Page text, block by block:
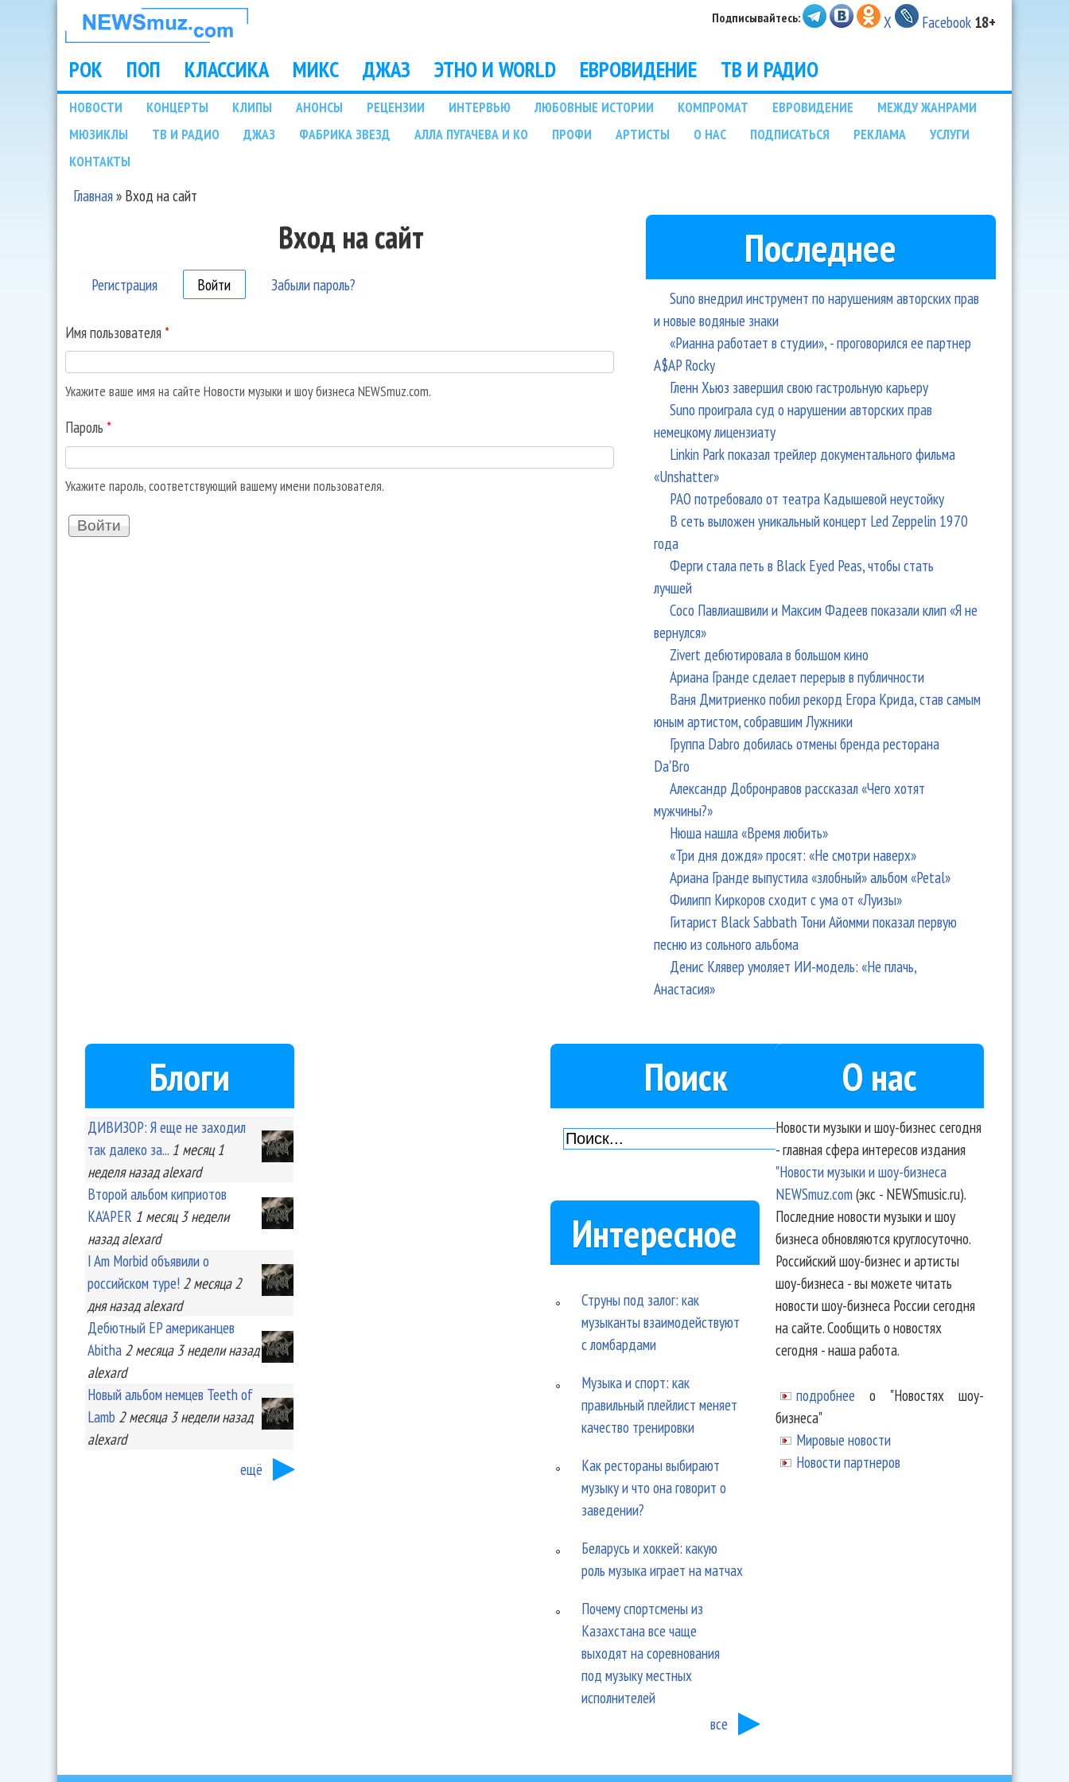
НОВОСТИ
МУЗЫКИ И
ШОУ БИЗНЕСА
NEWSMUZ.COM
Подписывайтесь: X Facebook 18+
Main menu
РОК ПОП КЛАССИКА МИКС ДЖАЗ ЭТНО И WORLD ЕВРОВИДЕНИЕ ТВ И РАДИО
Подразделы
НОВОСТИ КОНЦЕРТЫ КЛИПЫ АНОНСЫ РЕЦЕНЗИИ ИНТЕРВЬЮ ЛЮБОВНЫЕ ИСТОРИИ КОМПРОМАТ ЕВРОВИДЕНИЕ
МЕЖДУ ЖАНРАМИ
МЮЗИКЛЫ
ТВ И РАДИО ДЖАЗ ФАБРИКА ЗВЕЗД АЛЛА ПУГАЧЕВА И КО ПРОФИ АРТИСТЫ О НАС ПОДПИСАТЬСЯ РЕКЛАМА
УСЛУГИ
КОНТАКТЫ
Вы здесь
Главная» Вход на сайт
Вход на сайт
Регистрация Войти (активная вкладка)
Забыли пароль?
Имя пользователя *
Укажите ваше имя на сайте Новости музыки и шоу бизнеса NEWSmuz.com.
Пароль *
Укажите пароль, соответствующий вашему имени пользователя.
Последнее
Suno внедрил инструмент по нарушениям авторских прав
и новые водяные знаки
«Рианна работает в студии», - проговорился ее партнер
A$AP Rocky
Гленн Хьюз завершил свою гастрольную карьеру
Suno проиграла суд о нарушении авторских прав
немецкому лицензиату
Linkin Park показал трейлер документального фильма
«Unshatter»
РАО потребовало от театра Кадышевой неустойку
В сеть выложен уникальный концерт Led Zeppelin 1970
года
Ферги стала петь в Black Eyed Peas, чтобы стать
лучшей
Сосо Павлиашвили и Максим Фадеев показали клип «Я не
вернулся»
Zivert дебютировала в большом кино
Ариана Гранде сделает перерыв в публичности
Ваня Дмитриенко побил рекорд Егора Крида, став самым
юным артистом, собравшим Лужники
Группа Dabro добилась отмены бренда ресторана
Da'Bro
Александр Добронравов рассказал «Чего хотят
мужчины?»
Нюша нашла «Время любить»
«Три дня дождя» просят: «Не смотри наверх»
Ариана Гранде выпустила «злобный» альбом «Petal»
Филипп Киркоров сходит с ума от «Луизы»
Гитарист Black Sabbath Тони Айомми показал первую
песню из сольного альбома
Денис Клявер умоляет ИИ-модель: «Не плачь,
Анастасия»
Блоги
ДИВИЗОР: Я еще не заходил
так далеко за... 1 месяц 1
неделяназад alexard
Второй альбом киприотов
KA'APER 1 месяц 3 недели
назад alexard
I Am Morbid объявили о
российском туре! 2 месяца 2
дняназад alexard
Дебютный EP американцев
Abitha 2 месяца 3 неделиназад
alexard
Новый альбом немцев Teeth of
Lamb 2 месяца 3 неделиназад
alexard
ещё
Поиск
Интересное
Струны под залог: как
музыканты взаимодействуют
с ломбардами
Музыка и спорт: как
правильный плейлист меняет
качество тренировки
Как рестораны выбирают
музыку и что она говорит о
заведении?
Беларусь и хоккей: какую
роль музыка играет на матчах
Почему спортсмены из
Казахстана все чаще
выходят на соревнования
под музыку местных
исполнителей
все
О нас
Новости музыки и шоу-бизнес сегодня
- главная сфера интересов издания
"Новости музыки и шоу-бизнеса
NEWSmuz.com(экс - NEWSmusic.ru).
Последние новости музыки и шоу
бизнеса обновляются круглосуточно.
Российский шоу-бизнес и артисты
шоу-бизнеса - вы можете читать
новости шоу-бизнеса России сегодня
на сайте. Сообщить о новостях
сегодня - наша работа.
подробнее о "Новостях шоу-
бизнеса"
Мировые новости
Новости партнеров